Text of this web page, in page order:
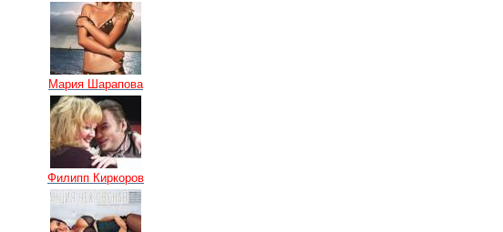
Мария Шарапова
Филипп Киркоров